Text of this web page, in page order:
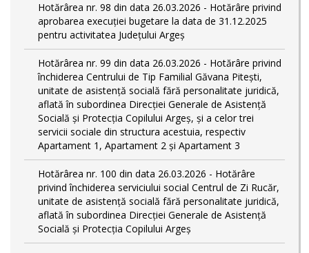
Hotărârea nr. 98 din data 26.03.2026 - Hotărâre privind
aprobarea execuției bugetare la data de 31.12.2025
pentru activitatea Județului Argeș
Hotărârea nr. 99 din data 26.03.2026 - Hotărâre privind
închiderea Centrului de Tip Familial Găvana Pitești,
unitate de asistență socială fără personalitate juridică,
aflată în subordinea Direcției Generale de Asistență
Socială și Protecția Copilului Argeș, și a celor trei
servicii sociale din structura acestuia, respectiv
Apartament 1, Apartament 2 și Apartament 3
Hotărârea nr. 100 din data 26.03.2026 - Hotărâre
privind închiderea serviciului social Centrul de Zi Rucăr,
unitate de asistență socială fără personalitate juridică,
aflată în subordinea Direcției Generale de Asistență
Socială și Protecția Copilului Argeș